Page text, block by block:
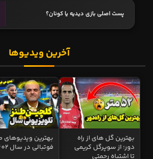
پست اصلی بازی دیدیه یا کونان؟
آخرین ویدیوها
بهترین گل های از راه
دور؛ از سوپرگل کریمی
تا اشتباه رحمتی
بهترین ویدیوهای
فوتبالی در سال 1402